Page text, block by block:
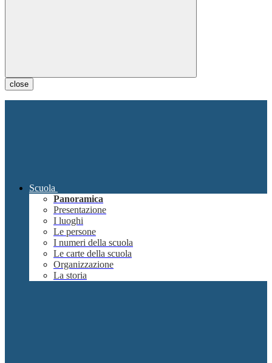
close
Scuola
Panoramica
Presentazione
I luoghi
Le persone
I numeri della scuola
Le carte della scuola
Organizzazione
La storia